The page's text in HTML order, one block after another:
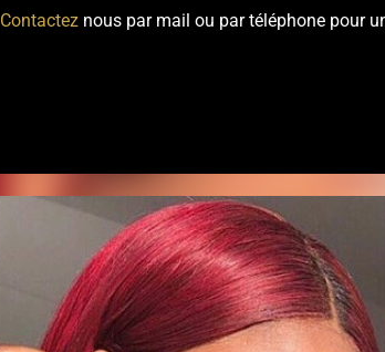
Contacteznous par mail ou par téléphone pour